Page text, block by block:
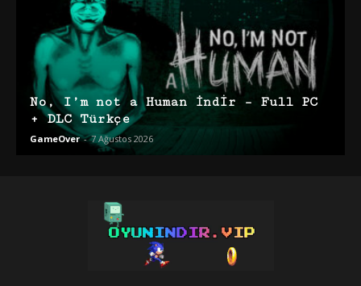
No, I’m not a Human İndir – Full PC
+ DLC Türkçe
GameOver - 7 Ağustos 2026